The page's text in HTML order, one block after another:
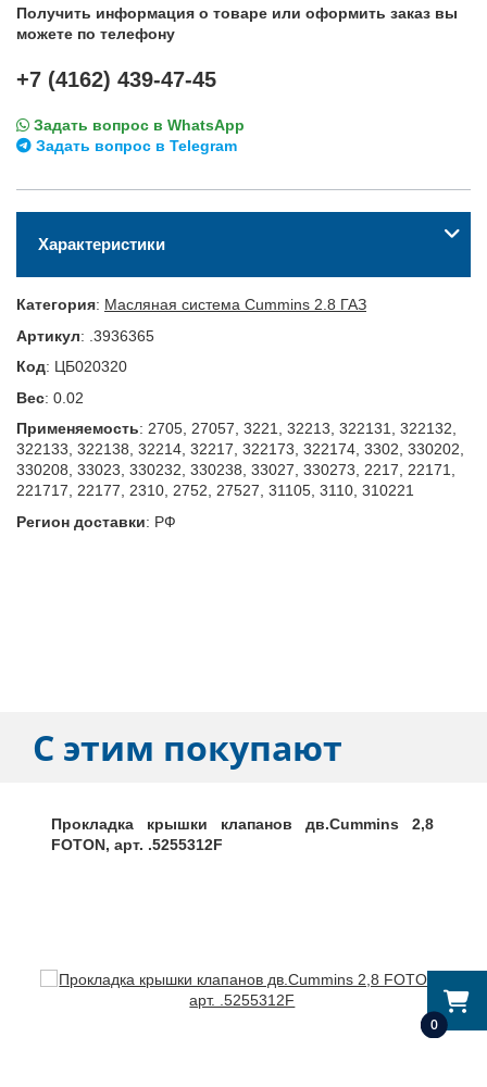
0
Получить информация о товаре или оформить заказ вы
можете по телефону
+7 (4162) 439-47-45
Задать вопрос в WhatsApp
Задать вопрос в Telegram
Характеристики
Категория: Масляная система Cummins 2.8 ГАЗ
Артикул: .3936365
Код: ЦБ020320
Вес: 0.02
Применяемость: 2705, 27057, 3221, 32213, 322131, 322132,
322133, 322138, 32214, 32217, 322173, 322174, 3302, 330202,
330208, 33023, 330232, 330238, 33027, 330273, 2217, 22171,
221717, 22177, 2310, 2752, 27527, 31105, 3110, 310221
Регион доставки: РФ
С этим покупают
Прокладка крышки клапанов дв.Cummins 2,8
FOTON, арт. .5255312F